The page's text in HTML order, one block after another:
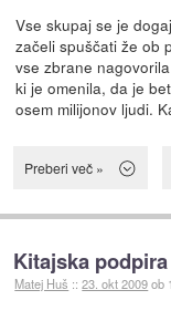
Vse skupaj se je
začeli spuščati že ob
vse zbrane
ki je omenila, da je
osem milijonov ljudi.
Preberi več »
Kitajska
Matej Huš ::23. okt 2009ob